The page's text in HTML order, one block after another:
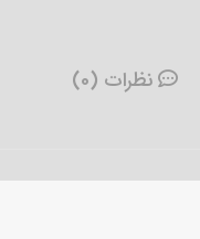
نظرات (0)